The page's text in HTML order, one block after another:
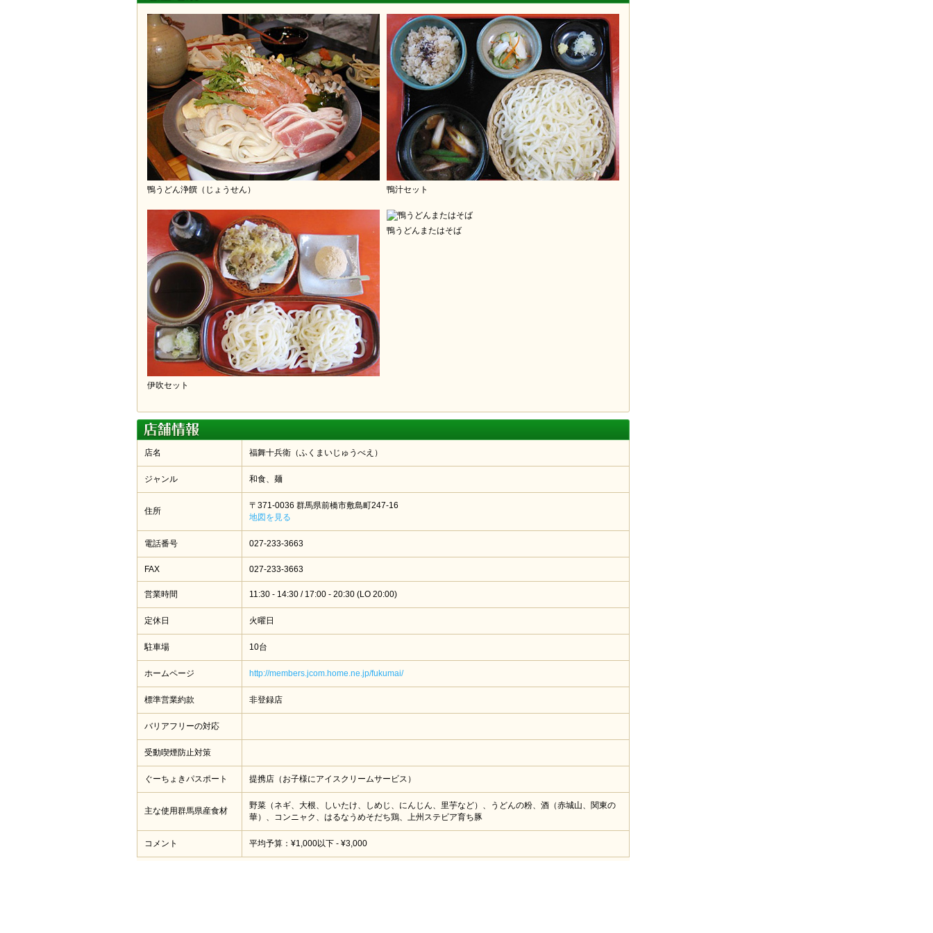
鴨うどん浄饌（じょうせん） 鴨汁セット
伊吹セット
鴨うどんまたはそば
店名 福舞十兵衛（ふくまいじゅうべえ）
ジャンル 和食、麺
住所
〒371-0036 群馬県前橋市敷島町247-16
地図を見る
電話番号 027-233-3663
FAX 027-233-3663
営業時間 11:30 - 14:30 / 17:00 - 20:30 (LO 20:00)
定休日 火曜日
駐車場 10台
ホームページ http://members.jcom.home.ne.jp/fukumai/
標準営業約款 非登録店
バリアフリーの対応
受動喫煙防止対策
ぐーちょきパスポート 提携店（お子様にアイスクリームサービス）
主な使用群馬県産食材
野菜（ネギ、大根、しいたけ、しめじ、にんじん、里芋など）、うどんの粉、酒（赤城山、関東の
華）、コンニャク、はるなうめそだち鶏、上州ステビア育ち豚
コメント 平均予算：¥1,000以下 - ¥3,000